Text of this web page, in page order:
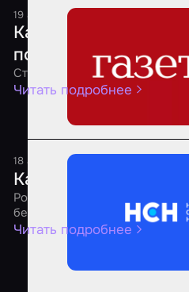
19 августа 2025
Какие квесты
популярными среди
Стало известно о
Читать подробнее
18 августа 2025
Как выбрать
Россиянам рассказали о
безопасных квестов
Читать подробнее